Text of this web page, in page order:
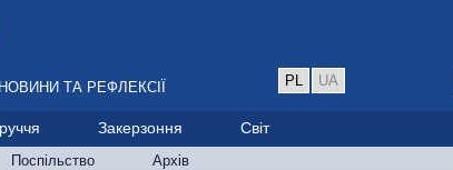
ТА РЕФЛЕКСІЇ PL UA
Закерзоння Світ
Поспільство Архів